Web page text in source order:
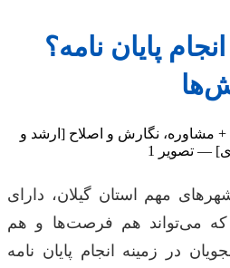
پایان نامه؟
مهم استان گیلان، دارای
می‌تواند هم فرصت‌ها و هم
در زمینه انجام پایان نامه